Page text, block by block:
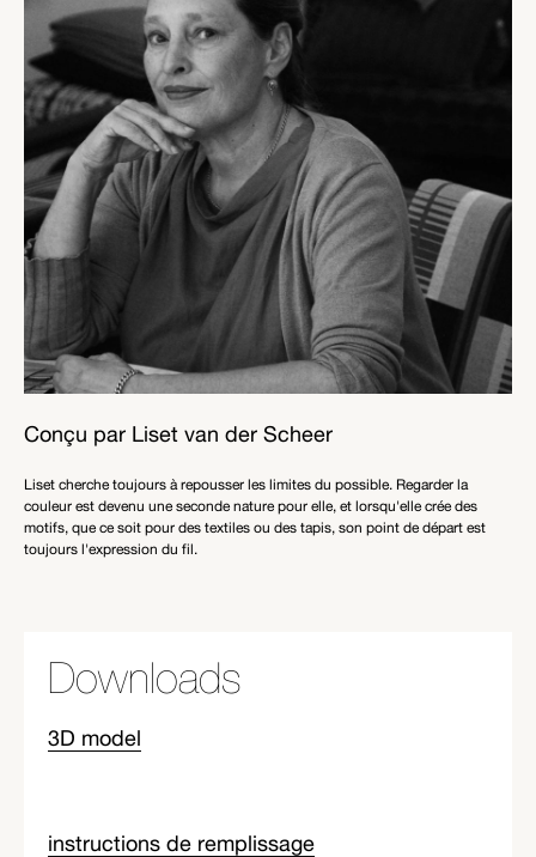
Conçu par Liset van der Scheer
Liset cherche toujours à repousser les limites du possible. Regarder la
couleur est devenu une seconde nature pour elle, et lorsqu'elle crée des
motifs, que ce soit pour des textiles ou des tapis, son point de départ est
toujours l'expression du fil.
Downloads
3D model
instructions de remplissage